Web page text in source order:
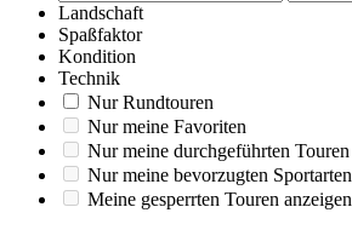
Landschaft
Spaßfaktor
Kondition
Technik
Nur Rundtouren
Nur meine Favoriten
Nur meine durchgeführten Touren
Nur meine bevorzugten Sportarten
Meine gesperrten Touren anzeigen